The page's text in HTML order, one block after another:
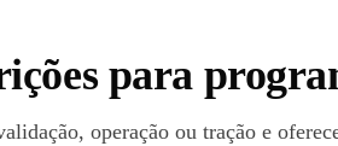
para
operação ou tração e